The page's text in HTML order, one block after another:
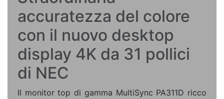
accuratezza del colore
con il nuovo desktop
display 4K da 31 pollici
di NEC
Il monitor top di gamma MultiSync PA311D ricco